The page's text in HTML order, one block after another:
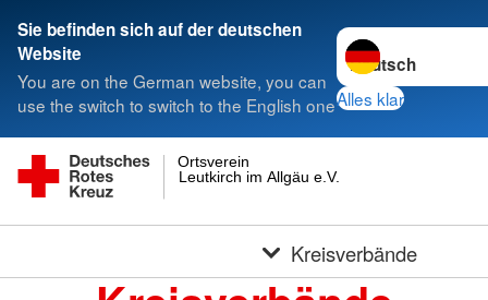
Sie befinden sich auf der deutschen
Website
You are on the German website, you can
use the switch to switch to the English one
Sprache wechseln
Alles klar
Leutkirch im Allgäu e.V.
Ortsverein
Kreisverbände